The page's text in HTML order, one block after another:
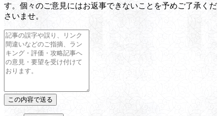
す。個々のご意見にはお返事できないことを予めご了承くだ
さいませ。